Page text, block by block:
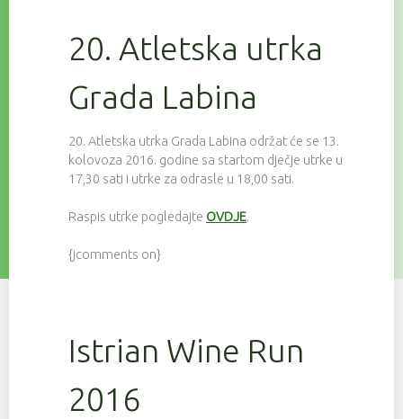
20. Atletska utrka
Grada Labina
20. Atletska utrka Grada Labina održat će se 13.
kolovoza 2016. godine sa startom dječje utrke u
17,30 sati i utrke za odrasle u 18,00 sati.
Raspis utrke pogledajte OVDJE.
{jcomments on}
Istrian Wine Run
2016